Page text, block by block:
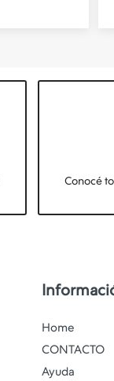
Conocé
Home
CONTACTO
Ayuda